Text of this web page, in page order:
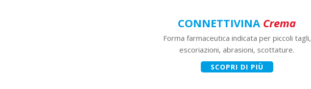
CONNETTIVINA Crema
Forma farmaceutica indicata per piccoli tagli,
escoriazioni, abrasioni, scottature.
SCOPRI DI PIÙ